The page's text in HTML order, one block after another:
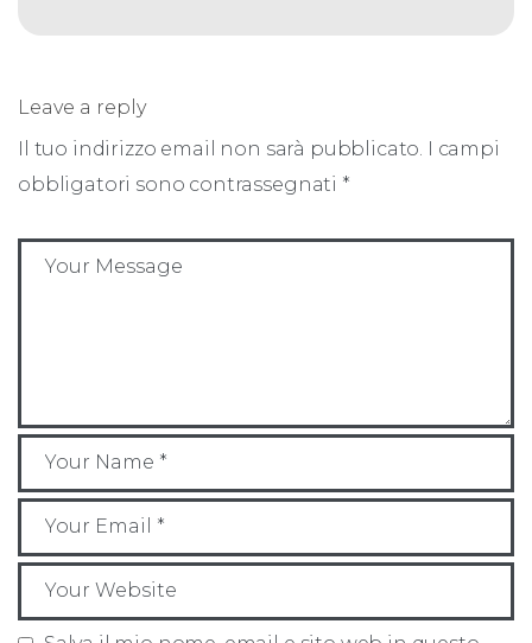
Leave a reply
Il tuo indirizzo email non sarà pubblicato. I campi
obbligatori sono contrassegnati *